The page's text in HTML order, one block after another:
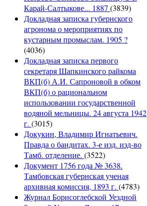
Карай-Салтыкове... 1887 (3839)
Докладная записка губернского
агронома о мероприятиях по
кустарным промыслам. 1905 ?
(4036)
Докладная записка первого
секретаря Шапкинского райкома
ВКП(б) А.И. Сапроновой в обком
ВКП(б) о рациональном
использовании государственной
водяной мельницы. 24 августа 1942
г. (3015)
Докукин, Владимир Игнатьевич.
Правда о бандитах. 3-е изд. изд-во
Тамб. отделение. (3522)
Документ 1756 года № 3638.
Тамбовская губернская ученая
архивная комиссия, 1893 г. (4783)
Журнал Борисоглебской Уездной